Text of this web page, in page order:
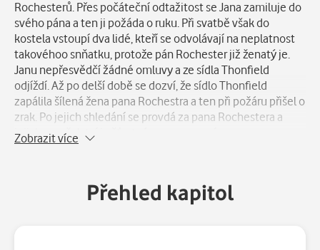
Rochesterů. Přes počáteční odtažitost se Jana zamiluje do
svého pána a ten ji požáda o ruku. Při svatbě však do
kostela vstoupí dva lidé, kteří se odvolávají na neplatnost
takovéhoo snňatku, protože pán Rochester již ženatý je.
Janu nepřesvědčí žádné omluvy a ze sídla Thonfield
odjíždí. Až po delší době se dozví, že sídlo Thonfield
zapálila šílená žena pana Rochestra a ten při požáru přišel o
zrak. Po jejich shledání se provdá za pana Rochestera a
jejich manželství je šťastné a po narození syna se panu
Rochesterovi se pomalu vrací zrak.
Zobrazit více
Přehled kapitol